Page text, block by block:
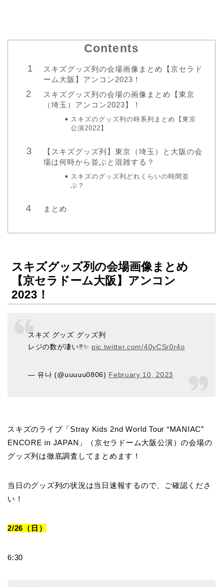
Contents
スキズグッズ列の会場画像まとめ【京セラド
ーム大阪】アンコン2023！
スキズグッズ列の会場の画像まとめ【東京
（埼玉）アンコン2023】！
スキズのグッズ列の時系列まとめ【東京
公演2022】
【スキズグッズ列】東京（埼玉）と大阪の会
場は何時から並ぶと混雑する？
スキズのグッズ列どれくらいの時間並
ぶ？
まとめ
スキズグッズ列の会場画像まとめ
【京セラドーム大阪】アンコン
2023！
スキズ グッズ グッズ列
レジの数が凄い‼️✨ pic.twitter.com/40yCSr0r4o
— 유나 (@uuuuu0806) February 10, 2023
スキズのライブ「Stray Kids 2nd World Tour “MANIAC”
ENCORE in JAPAN」（京セラドーム大阪公演）の会場の
グッズ列は徹底調査してまとめます！
当日のグッズ列の状況は当日速報するので、ご確認くださ
い！
2/26（日）
6:30